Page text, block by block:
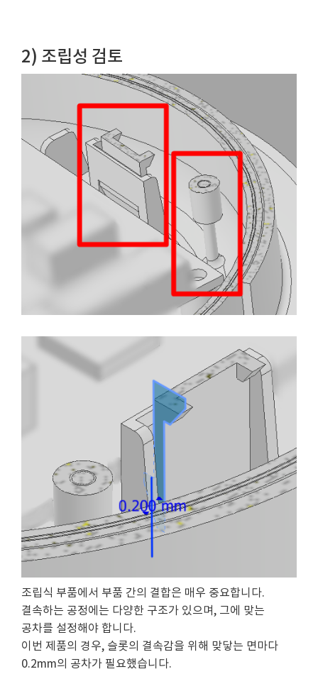
2) 조립성 검토
조립식 부품에서 부품 간의 결합은 매우 중요합니다.
결속하는 공정에는 다양한 구조가 있으며, 그에 맞는
공차를 설정해야 합니다.
이번 제품의 경우, 슬롯의 결속감을 위해 맞닿는 면마다
0.2mm의 공차가 필요했습니다.